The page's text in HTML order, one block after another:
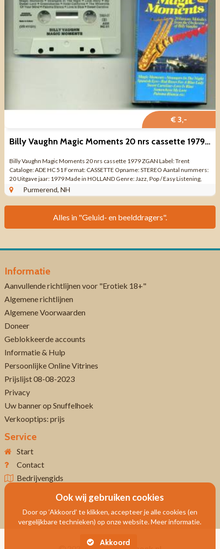
€ 3,-
Billy Vaughn Magic Moments 20 nrs cassette 1979 ZGAN
Billy Vaughn Magic Moments 20 nrs cassette 1979 ZGAN Label: Trent
Cataloge: ADE HC 51 Format: CASSETTE Opname: STEREO Aantal nummers:
20 Uitgave jaar: 1979 Made in HOLLAND Genre: Jazz, Pop / Easy Listening,
Big Band Kwaliteit: ...
Purmerend, NH
Alles in "Geluid- en beelddragers".
Informatie
Aanvullende richtlijnen voor "Erotiek 18+"
Algemene richtlijnen
Algemene Voorwaarden
Doneer
Geblokkeerde accounts
Informatie & Hulp
Persoonlijke Online Vitrines
Prijslijst 08-08-2023
Privacy
Uw banner op Snuffelhoek
Verkooptips: prijs
Service
Start
Contact
Bedrijvengids
Ook wij gebruiken cookies
Door op ‘Akkoord’ te klikken, accepteer je alle cookies (en
vergelijkbare technieken) op onze website. Meer informatie.
Akkoord